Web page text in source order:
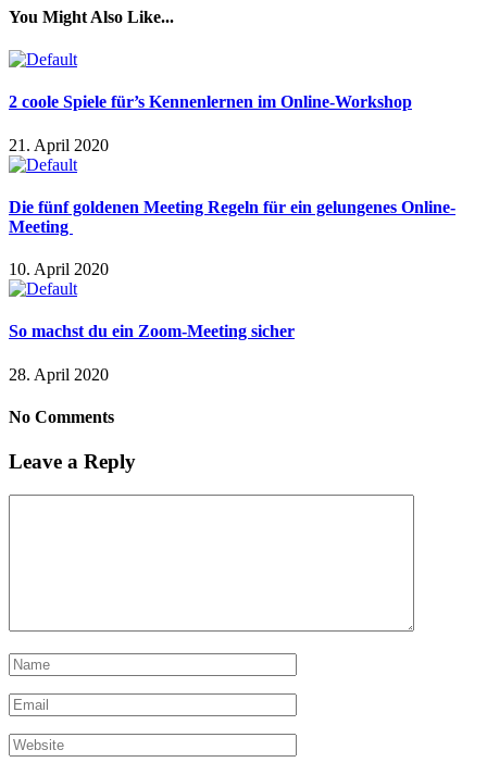
You Might Also Like...
2 coole Spiele für’s Kennenlernen im Online-Workshop
21. April 2020
Die fünf goldenen Meeting Regeln für ein gelungenes Online-
Meeting
10. April 2020
So machst du ein Zoom-Meeting sicher
28. April 2020
No Comments
Leave a Reply